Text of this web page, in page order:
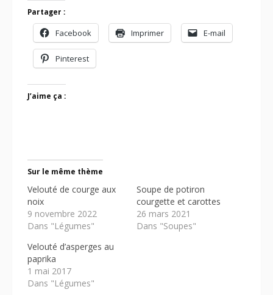
Partager :
Facebook Imprimer E-mail
Pinterest
J’aime ça :
Sur le même thème
Velouté de courge aux
noix
9 novembre 2022
Dans "Légumes"
Soupe de potiron
courgette et carottes
26 mars 2021
Dans "Soupes"
Velouté d’asperges au
paprika
1 mai 2017
Dans "Légumes"